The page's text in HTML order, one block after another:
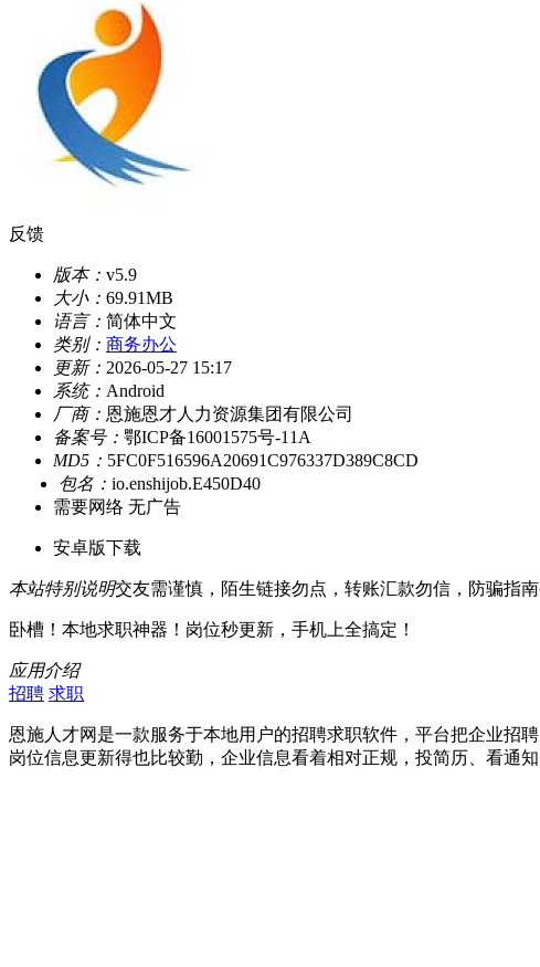
反馈
版本： v5.9
大小： 69.91MB
语言： 简体中文
类别： 商务办公
更新： 2026-05-27 15:17
系统： Android
厂商： 恩施恩才人力资源集团有限公司
备案号： 鄂ICP备16001575号-11A
MD5： 5FC0F516596A20691C976337D389C8CD
包名： io.enshijob.E450D40
需要网络 无广告
安卓版下载
本站特别说明交友需谨慎，陌生链接勿点，转账汇款勿信，防骗指
卧槽！本地求职神器！岗位秒更新，手机上全搞定！
应用介绍
招聘 求职
恩施人才网是一款服务于本地用户的招聘求职软件，平台把企业招
岗位信息更新得也比较勤，企业信息看着相对正规，投简历、看通